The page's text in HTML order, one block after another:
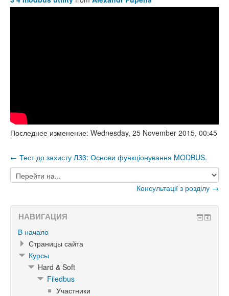
Последнее изменение: Wednesday, 25 November 2015, 00:45
← Тест до захисту ЛЗ3: Основи функціонування MODBUS.
Перейти
на...
Консультації з розділу →
НАВИГАЦИЯ
В начало
Страницы сайта
Курсы
Hard & Soft
Filedbus
Участники